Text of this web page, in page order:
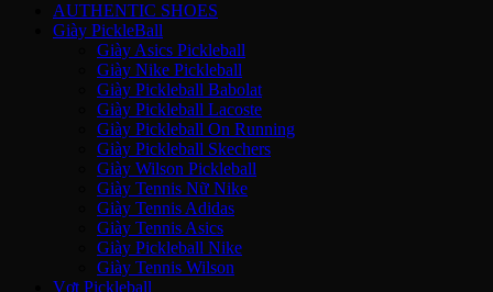
AUTHENTIC SHOES
Giày PickleBall
Giày Asics Pickleball
Giày Nike Pickleball
Giày Pickleball Babolat
Giày Pickleball Lacoste
Giày Pickleball On Running
Giày Pickleball Skechers
Giày Wilson Pickleball
Giày Tennis Nữ Nike
Giày Tennis Adidas
Giày Tennis Asics
Giày Pickleball Nike
Giày Tennis Wilson
Vợt Pickleball